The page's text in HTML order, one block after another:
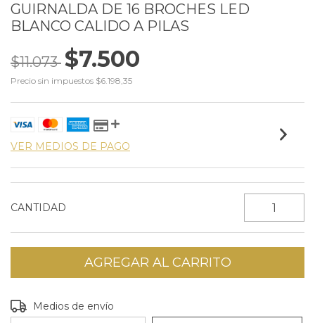
GUIRNALDA DE 16 BROCHES LED
BLANCO CALIDO A PILAS
$11.073 $7.500
Precio sin impuestos $6.198,35
VER MEDIOS DE PAGO
CANTIDAD
Entregas para el CP:
Medios de envío